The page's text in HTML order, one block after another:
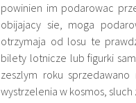
powinien im podarowac
obijajacy sie, moga
otrzymaja od losu te
bilety lotnicze lub figurki
zeszlym roku
wystrzelenia w kosmos, sluch